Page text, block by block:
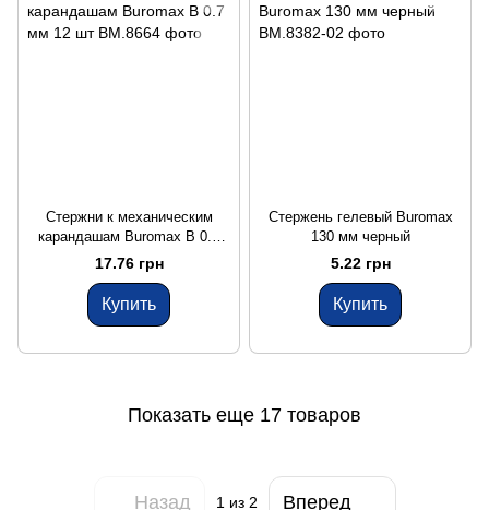
Стержни к механическим
карандашам Buromax B 0.7
мм 12 шт
17.76 грн
Купить
Стержень гелевый Buromax
130 мм черный
5.22 грн
Купить
Показать еще 17 товаров
Назад 1из 2 Вперед